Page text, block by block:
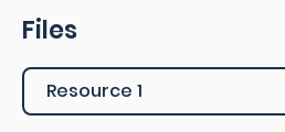
Files
Resource 1